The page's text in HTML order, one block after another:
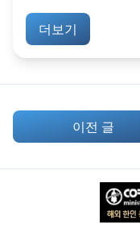
더보기
이전 글